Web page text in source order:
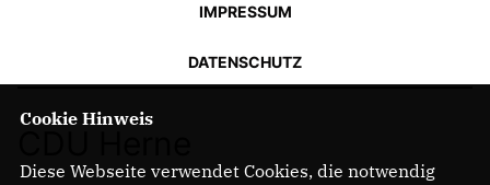
IMPRESSUM
DATENSCHUTZ
Cookie Hinweis
Diese Webseite verwendet Cookies, die notwendig